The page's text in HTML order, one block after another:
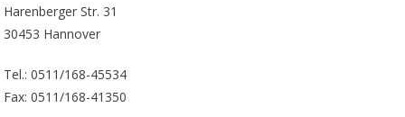
Harenberger Str. 31
30453 Hannover
Tel.: 0511/168-45534
Fax: 0511/168-41350